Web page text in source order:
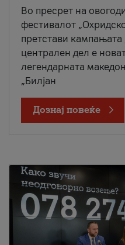
Во пресрет на
фестивалот
претстави кампањата
централен дел е
легендарната
„Билјан
Дознај повеќе